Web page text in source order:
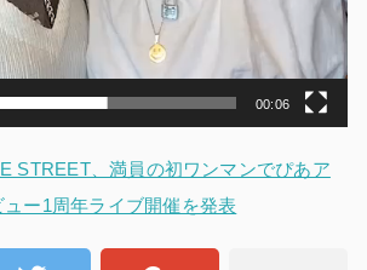
00:06
STREET、満員の初ワンマンでぴあア
ー1周年ライブ開催を発表